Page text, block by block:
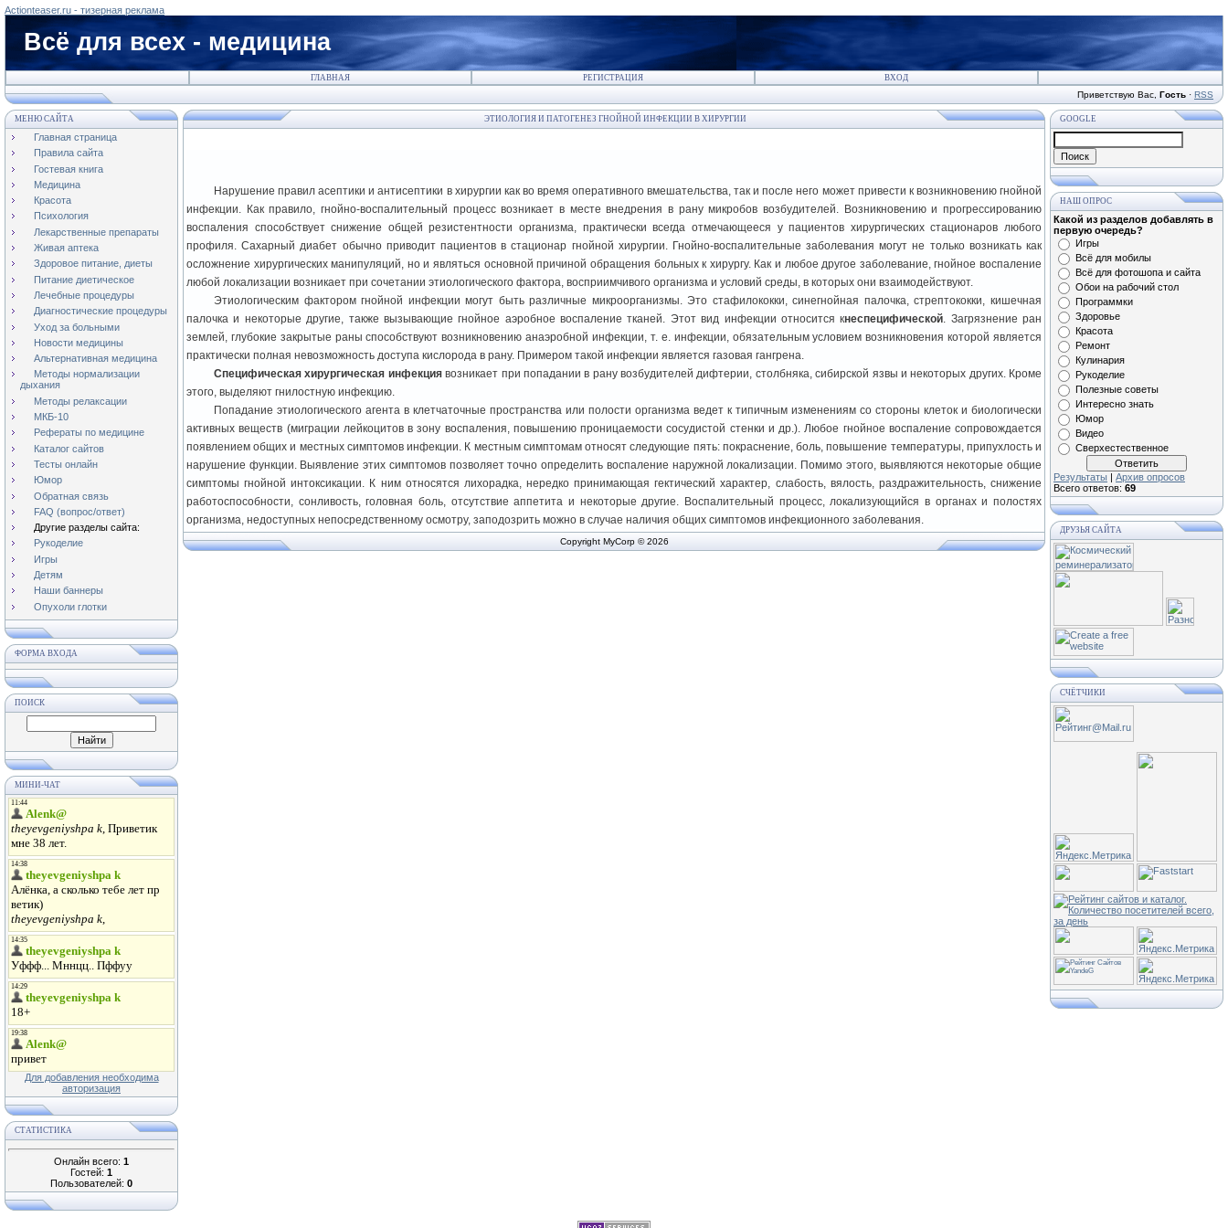
Actionteaser.ru - тизерная реклама
Всё для всех - медицина
ГЛАВНАЯ РЕГИСТРАЦИЯ ВХОД
Приветствую Вас Гость · RSS
МЕНЮ САЙТА
Главная страница
Правила сайта
Гостевая книга
Медицина
Красота
Психология
Лекарственные препараты
Живая аптека
Здоровое питание, диеты
Питание диетическое
Лечебные процедуры
Диагностические процедуры
Уход за больными
Новости медицины
Альтернативная медицина
Методы нормализации
дыхания
Методы релаксации
МКБ-10
Рефераты по медицине
Каталог сайтов
Тесты онлайн
Юмор
Обратная связь
FAQ (вопрос/ответ)
Другие разделы сайта:
Рукоделие
Игры
Детям
Наши баннеры
Опухоли глотки
ФОРМА ВХОДА
ПОИСК
МИНИ-ЧАТ
Для добавления необходима
авторизация
СТАТИСТИКА
Онлайн всего: 1
Гостей: 1
Пользователей: 0
ЭТИОЛОГИЯ И ПАТОГЕНЕЗ ГНОЙНОЙ ИНФЕКЦИИ В ХИРУРГИИ
Нарушение правил асептики и антисептики в хирургии как во время оперативного вмешательства, так и после него может привести к возникновению гнойной
инфекции. Как правило, гнойно-воспалительный процесс возникает в месте внедрения в рану микробов возбудителей. Возникновению и прогрессированию
воспаления способствует снижение общей резистентности организма, практически всегда отмечающееся у пациентов хирургических стационаров любого
профиля. Сахарный диабет обычно приводит пациентов в стационар гнойной хирургии. Гнойно-воспалительные заболевания могут не только возникать как
осложнение хирургических манипуляций, но и являться основной причиной обращения больных к хирургу. Как и любое другое заболевание, гнойное воспаление
любой локализации возникает при сочетании этиологического фактора, восприимчивого организма и условий среды, в которых они взаимодействуют.
Этиологическим фактором гнойной инфекции могут быть различные микроорганизмы. Это стафилококки, синегнойная палочка, стрептококки, кишечная
палочка и некоторые другие, также вызывающие гнойное аэробное воспаление тканей. Этот вид инфекции относится кнеспецифической. Загрязнение ран
землей, глубокие закрытые раны способствуют возникновению анаэробной инфекции, т. е. инфекции, обязательным условием возникновения которой является
практически полная невозможность доступа кислорода в рану. Примером такой инфекции является газовая гангрена.
Специфическая хирургическая инфекциявозникает при попадании в рану возбудителей дифтерии, столбняка, сибирской язвы и некоторых других. Кроме
этого, выделяют гнилостную инфекцию.
Попадание этиологического агента в клетчаточные пространства или полости организма ведет к типичным изменениям со стороны клеток и биологически
активных веществ (миграции лейкоцитов в зону воспаления, повышению проницаемости сосудистой стенки и др.). Любое гнойное воспаление сопровождается
появлением общих и местных симптомов инфекции. К местным симптомам относят следующие пять: покраснение, боль, повышение температуры, припухлость и
нарушение функции. Выявление этих симптомов позволяет точно определить воспаление наружной локализации. Помимо этого, выявляются некоторые общие
симптомы гнойной интоксикации. К ним относятся лихорадка, нередко принимающая гектический характер, слабость, вялость, раздражительность, снижение
работоспособности, сонливость, головная боль, отсутствие аппетита и некоторые другие. Воспалительный процесс, локализующийся в органах и полостях
организма, недоступных непосредственному осмотру, заподозрить можно в случае наличия общих симптомов инфекционного заболевания.
Copyright MyCorp © 2026
GOOGLE
НАШ ОПРОС
Какой из разделов добавлять в
первую очередь?
Игры
Всё для мобилы
Всё для фотошопа и сайта
Обои на рабочий стол
Программки
Здоровье
Красота
Ремонт
Кулинария
Рукоделие
Полезные советы
Интересно знать
Юмор
Видео
Сверхестественное
Результаты | Архив опросов
Всего ответов: 69
ДРУЗЬЯ САЙТА
СЧЁТЧИКИ